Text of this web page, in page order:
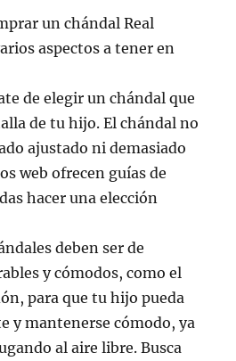
un chándal Real
aspectos a tener en
de elegir un chándal que
de tu hijo. El chándal no
ajustado ni demasiado
web ofrecen guías de
hacer una elección
deben ser de
y cómodos, como el
para que tu hijo pueda
y mantenerse cómodo, ya
al aire libre. Busca